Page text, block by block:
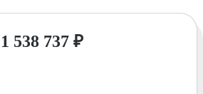
1 538 737 ₽